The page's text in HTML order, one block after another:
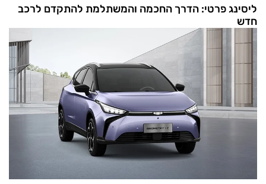
ליסינג פרטי: הדרך החכמה והמשתלמת להתקדם לרכב
חדש